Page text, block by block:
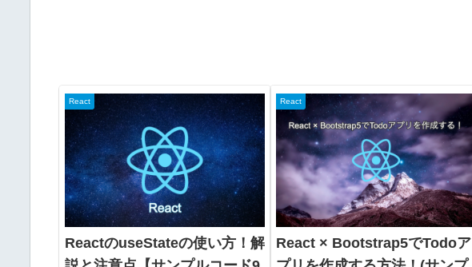
React
ReactのuseStateの使い方！解
React
React × Bootstrap5でTodoア